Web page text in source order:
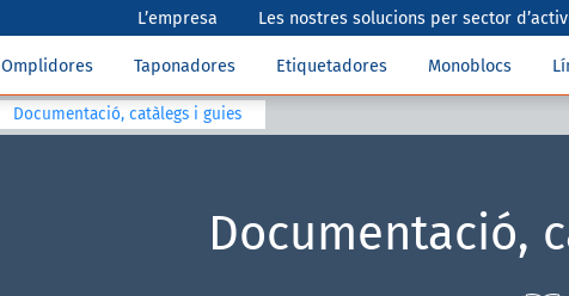
L’empresa Les nostres solucions per sector
Omplidores Taponadores Etiquetadores Monoblocs
Documentació, catàlegs i guies
Documentació,